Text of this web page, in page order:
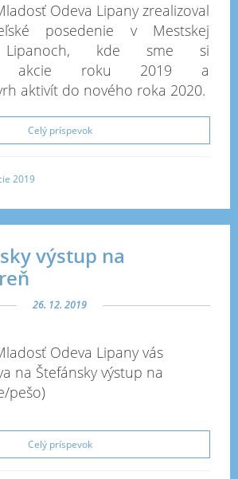
Odeva Lipany zrealizoval
posedenie v Mestskej
kde sme si
akcie roku 2019 a
aktivít do nového roka 2020.
Celý príspevok
2019
výstup na
26. 12. 2019
Odeva Lipany vás
na Štefánsky výstup na
pešo)
Celý príspevok